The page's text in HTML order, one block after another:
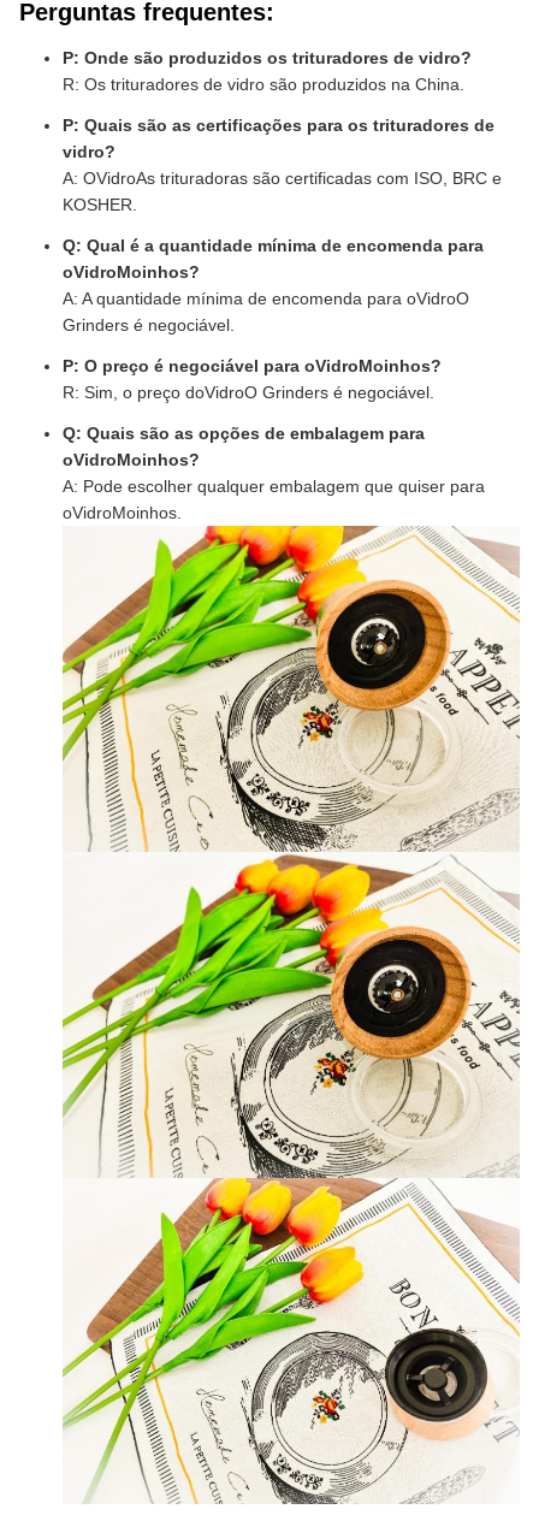
Perguntas frequentes:
P: Onde são produzidos os trituradores de vidro?
R: Os trituradores de vidro são produzidos na China.
P: Quais são as certificações para os trituradores de
vidro?
A: OVidroAs trituradoras são certificadas com ISO, BRC e
KOSHER.
Q: Qual é a quantidade mínima de encomenda para
oVidroMoinhos?
A: A quantidade mínima de encomenda para oVidroO
Grinders é negociável.
P: O preço é negociável para oVidroMoinhos?
R: Sim, o preço doVidroO Grinders é negociável.
Q: Quais são as opções de embalagem para
oVidroMoinhos?
A: Pode escolher qualquer embalagem que quiser para
oVidroMoinhos.